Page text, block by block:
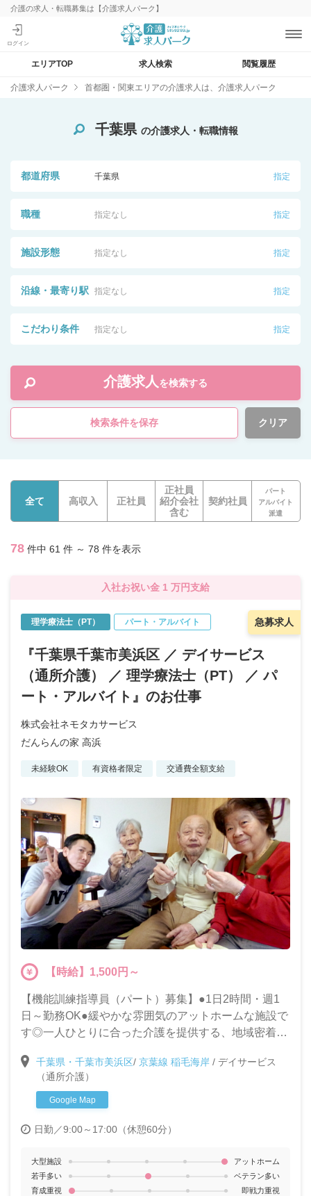
介護の求人・転職募集は【介護求人パーク】
エリアTOP 求人検索 閲覧履歴
介護求人パーク 首都圏・関東エリアの介護求人は、介護求人パーク
千葉県 の介護求人・転職情報
都道府県 千葉県 指定
職種 指定なし 指定
施設形態 指定なし 指定
沿線・最寄り駅 指定なし 指定
こだわり条件 指定なし 指定
介護求人 を検索する
検索条件を保存 クリア
全て 高収入 正社員
正社員
紹介会社
含む
契約社員
パート
アルバイト
派遣
78 件中 61 件 ～ 78 件を表示
入社お祝い金 1 万円支給
急募求人
理学療法士（PT） パート・アルバイト
『千葉県千葉市美浜区 ／ デイサービス
（通所介護） ／ 理学療法士（PT） ／ パ
ート・アルバイト』のお仕事
株式会社ネモタカサービス
だんらんの家 高浜
未経験OK 有資格者限定 交通費全額支給
【時給】1,500円～
【機能訓練指導員（パート）募集】●1日2時間・週1
日～勤務OK●緩やかな雰囲気のアットホームな施設で
す◎一人ひとりに合った介護を提供する、地域密着型
る方も大募集!!
千葉県・千葉市美浜区/ 京葉線 稲毛海岸 / デイサービス
（通所介護）
Google Map
日勤／9:00～17:00（休憩60分）
大型施設
アットホーム
若手多い
ベテラン多い
育成重視
即戦力重視